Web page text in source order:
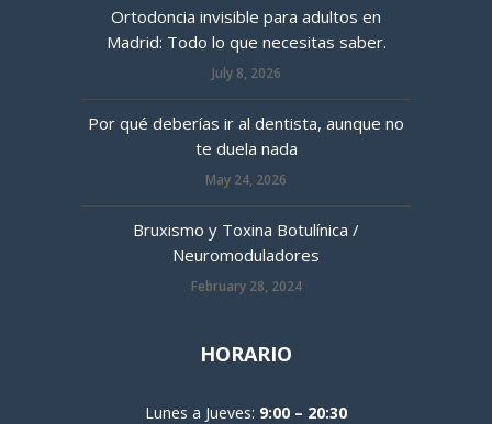
Ortodoncia invisible para adultos en
Madrid: Todo lo que necesitas saber.
July 8, 2026
Por qué deberías ir al dentista, aunque no
te duela nada
May 24, 2026
Bruxismo y Toxina Botulínica /
Neuromoduladores
February 28, 2024
HORARIO
Lunes a Jueves: 9:00 – 20:30